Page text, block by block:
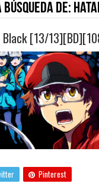
de:
[13/
Pinterest